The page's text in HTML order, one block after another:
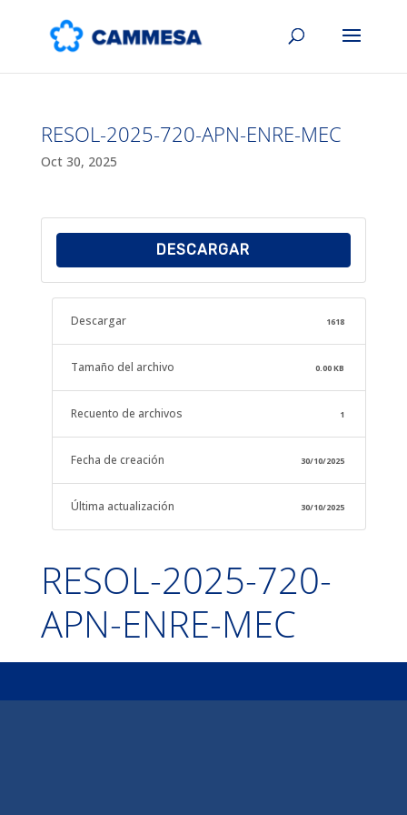
RESOL-2025-720-APN-ENRE-MEC
Oct 30, 2025
DESCARGAR
Descargar 1618
Tamaño del archivo 0.00 KB
Recuento de archivos 1
Fecha de creación 30/10/2025
Última actualización 30/10/2025
RESOL-2025-720-
APN-ENRE-MEC